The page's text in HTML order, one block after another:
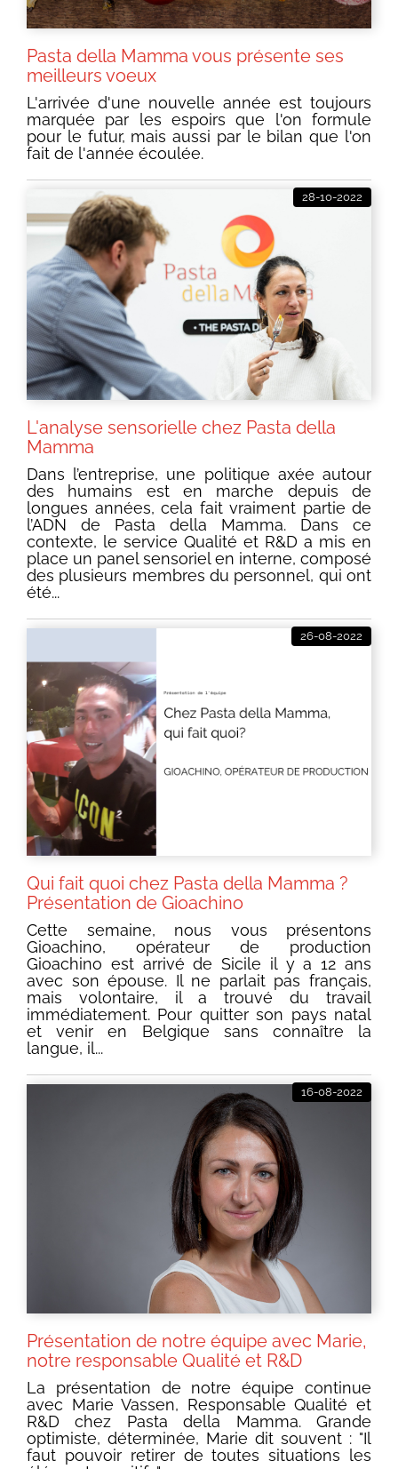
Pasta della Mamma vous présente ses
meilleurs voeux
L'arrivée d'une nouvelle année est toujours
marquée par les espoirs que l'on formule
pour le futur, mais aussi par le bilan que l'on
fait de l'année écoulée.
L'analyse sensorielle chez Pasta della
Mamma
Dans l’entreprise, une politique axée autour
des humains est en marche depuis de
longues années, cela fait vraiment partie de
l’ADN de Pasta della Mamma. Dans ce
contexte, le service Qualité et R&D a mis en
place un panel sensoriel en interne, composé
des plusieurs membres du personnel, qui ont
été...
28-10-2022
Qui fait quoi chez Pasta della Mamma ?
Présentation de Gioachino
Cette semaine, nous vous présentons
Gioachino, opérateur de production
Gioachino est arrivé de Sicile il y a 12 ans
avec son épouse. Il ne parlait pas français,
mais volontaire, il a trouvé du travail
immédiatement. Pour quitter son pays natal
et venir en Belgique sans connaître la
langue, il...
26-08-2022
Présentation de notre équipe avec Marie,
notre responsable Qualité et R&D
La présentation de notre équipe continue
avec Marie Vassen, Responsable Qualité et
R&D chez Pasta della Mamma. Grande
optimiste, déterminée, Marie dit souvent : "Il
faut pouvoir retirer de toutes situations les
16-08-2022